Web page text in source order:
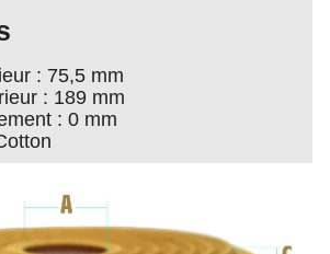
: 75,5 mm
: 189 mm
: 0 mm